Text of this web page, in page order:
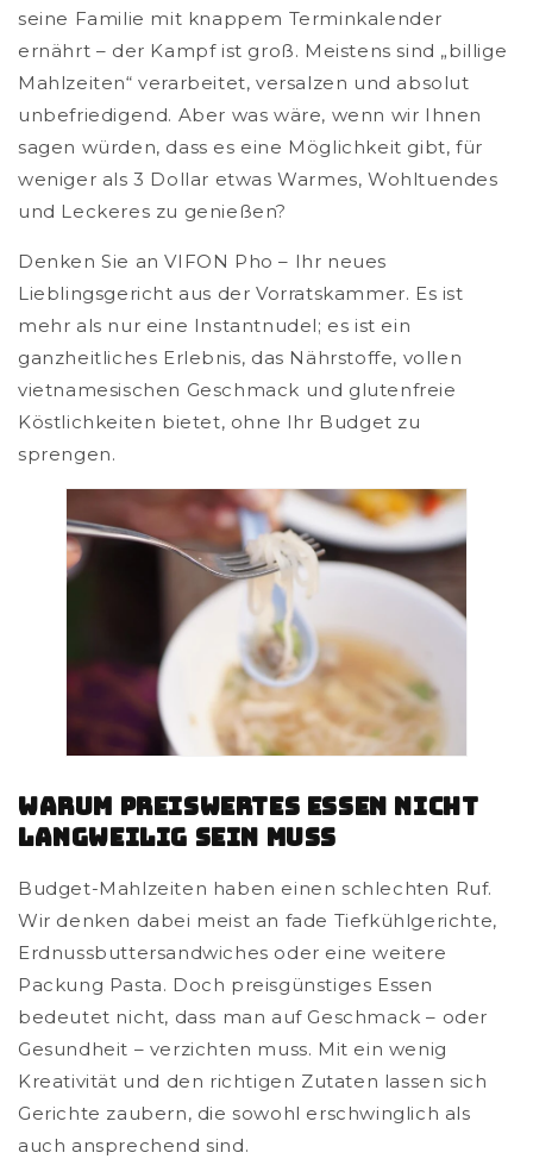
seine Familie mit knappem Terminkalender
ernährt – der Kampf ist groß. Meistens sind „billige
Mahlzeiten“ verarbeitet, versalzen und absolut
unbefriedigend. Aber was wäre, wenn wir Ihnen
sagen würden, dass es eine Möglichkeit gibt, für
weniger als 3 Dollar etwas Warmes, Wohltuendes
und Leckeres zu genießen?
Denken Sie an VIFON Pho – Ihr neues
Lieblingsgericht aus der Vorratskammer. Es ist
mehr als nur eine Instantnudel; es ist ein
ganzheitliches Erlebnis, das Nährstoffe, vollen
vietnamesischen Geschmack und glutenfreie
Köstlichkeiten bietet, ohne Ihr Budget zu
sprengen.
Warum preiswertes Essen nicht
langweilig sein muss
Budget-Mahlzeiten haben einen schlechten Ruf.
Wir denken dabei meist an fade Tiefkühlgerichte,
Erdnussbuttersandwiches oder eine weitere
Packung Pasta. Doch preisgünstiges Essen
bedeutet nicht, dass man auf Geschmack – oder
Gesundheit – verzichten muss. Mit ein wenig
Kreativität und den richtigen Zutaten lassen sich
Gerichte zaubern, die sowohl erschwinglich als
auch ansprechend sind.